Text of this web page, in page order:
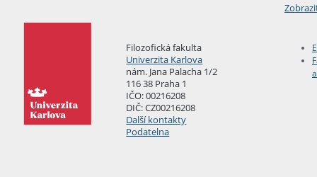
Filozofická fakulta
Univerzita Karlova
nám. Jana Palacha 1/2
116 38 Praha 1
IČO: 00216208
DIČ: CZ00216208
Další kontakty
Podatelna